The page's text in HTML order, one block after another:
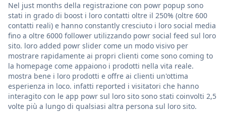
Nel just months della registrazione con powr popup sono
stati in grado di boost i loro contatti oltre il 250% (oltre 600
contatti reali) e hanno constantly cresciuto i loro social media
fino a oltre 6000 follower utilizzando powr social feed sul loro
sito. loro added powr slider come un modo visivo per
mostrare rapidamente ai propri clienti come sono coming to
la homepage come appaiono i prodotti nella vita reale.
mostra bene i loro prodotti e offre ai clienti un'ottima
esperienza in loco. infatti reported i visitatori che hanno
interagito con le app powr sul loro sito sono stati coinvolti 2,5
volte più a lungo di qualsiasi altra persona sul loro sito.